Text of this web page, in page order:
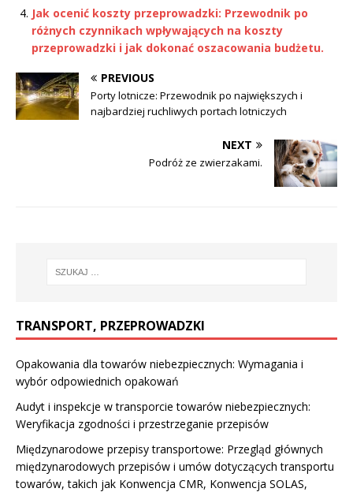
Jak ocenić koszty przeprowadzki: Przewodnik po
różnych czynnikach wpływających na koszty
przeprowadzki i jak dokonać oszacowania budżetu.
PREVIOUS
Porty lotnicze: Przewodnik po największych i
najbardziej ruchliwych portach lotniczych
NEXT
Podróż ze zwierzakami.
TRANSPORT, PRZEPROWADZKI
Opakowania dla towarów niebezpiecznych: Wymagania i
wybór odpowiednich opakowań
Audyt i inspekcje w transporcie towarów niebezpiecznych:
Weryfikacja zgodności i przestrzeganie przepisów
Międzynarodowe przepisy transportowe: Przegląd głównych
międzynarodowych przepisów i umów dotyczących transportu
towarów, takich jak Konwencja CMR, Konwencja SOLAS,